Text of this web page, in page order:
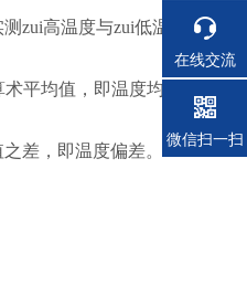
zui高温度与zui低温度之差
平均值，即温度均匀度。
差，即温度偏差。
在线交流
微信扫一扫